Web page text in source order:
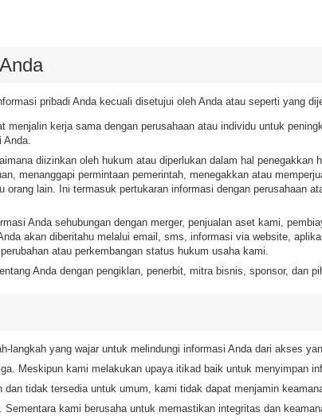
pribadi Anda kecuali disetujui oleh Anda atau seperti yang
menjalin kerja sama dengan perusahaan atau individu untuk
Anda.
diizinkan oleh hukum atau diperlukan dalam hal penegakkan
menanggapi permintaan pemerintah, menegakkan atau
lain. Ini termasuk pertukaran informasi dengan perusahaan
Anda sehubungan dengan merger, penjualan aset kami,
akan diberitahu melalui email, sms, informasi via website,
atau perkembangan status hukum usaha kami.
Anda dengan pengiklan, penerbit, mitra bisnis, sponsor, dan
langkah yang wajar untuk melindungi informasi Anda dari akses
Meskipun kami melakukan upaya itikad baik untuk menyimpan
tidak tersedia untuk umum, kami tidak dapat menjamin
kami berusaha untuk memastikan integritas dan